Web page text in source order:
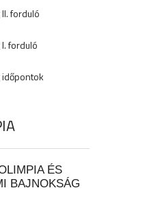
forduló
forduló
időpontok
ÉS
BAJNOKSÁG